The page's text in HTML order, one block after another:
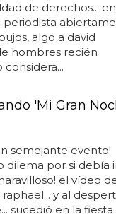
de derechos... en
periodista
algo a david
hombres recién
'Mi Gran
semejante evento!
dilema por si debía
el vídeo
y al
sucedió en la fiesta